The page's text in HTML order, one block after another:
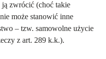
ją zwrócić (choć takie
może stanowić inne
– tzw. samowolne użycie
z art. 289 k.k.).